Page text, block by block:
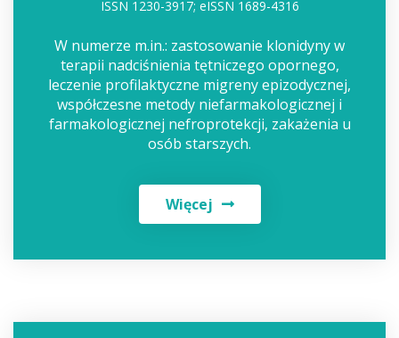
ISSN 1230-3917; eISSN 1689-4316
W numerze m.in.: zastosowanie klonidyny w
terapii nadciśnienia tętniczego opornego,
leczenie profilaktyczne migreny epizodycznej,
współczesne metody niefarmakologicznej i
farmakologicznej nefroprotekcji, zakażenia u
osób starszych.
Więcej